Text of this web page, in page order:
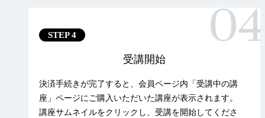
STEP 4
受講開始
決済手続きが完了すると、会員ページ内「受講中の講
座」ページにご購入いただいた講座が表示されます。
講座サムネイルをクリックし、受講を開始してくださ